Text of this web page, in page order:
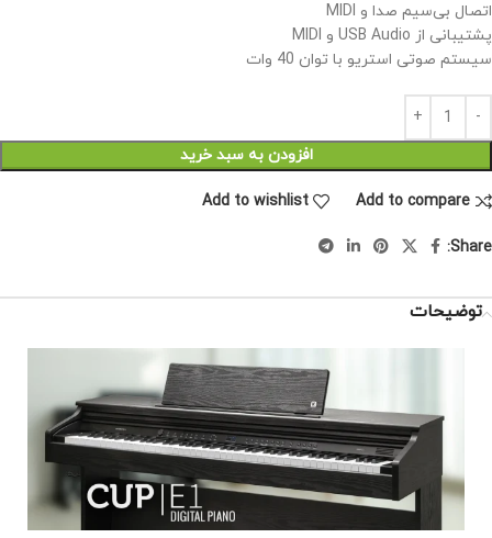
اتصال بی‌سیم صدا و MIDI
پشتیبانی از USB Audio و MIDI
سیستم صوتی استریو با توان 40 وات
افزودن به سبد خرید
Add to compare
Add to wishlist
Share:
توضیحات